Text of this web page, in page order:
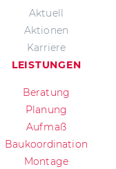
Aktuell
Aktionen
Karriere
LEISTUNGEN
Beratung
Planung
Aufmaß
Baukoordination
Montage